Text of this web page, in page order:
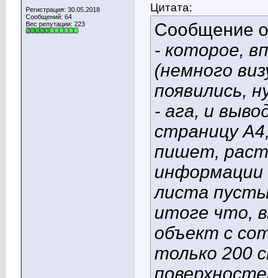
Регистрация: 30.05.2018
Сообщений: 64
Вес репутации: 223
Цитата:
Сообщение
- которое,
(немного
появились,
- ага, и
страницу
пишет,
информации
листа
итоге что,
объект с
только 200